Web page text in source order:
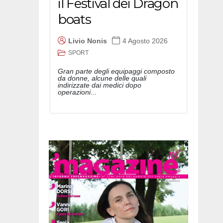
il Festival dei Dragon
boats
Livio Nonis 4 Agosto 2026
SPORT
Gran parte degli equipaggi composto
da donne, alcune delle quali
indirizzate dai medici dopo
operazioni...